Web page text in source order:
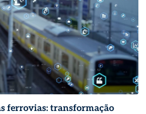
ferrovias: transformação